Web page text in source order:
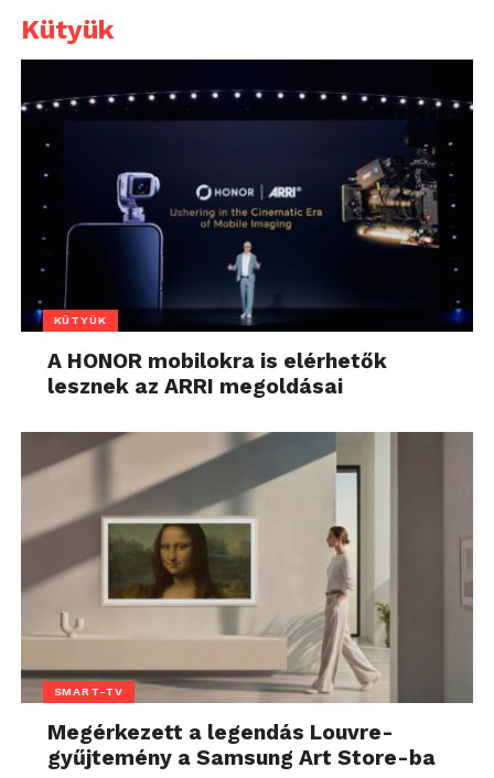
Kütyük
KÜTYÜK
A HONOR mobilokra is elérhetők
lesznek az ARRI megoldásai
SMART-TV
Megérkezett a legendás Louvre-
gyűjtemény a Samsung Art Store-ba